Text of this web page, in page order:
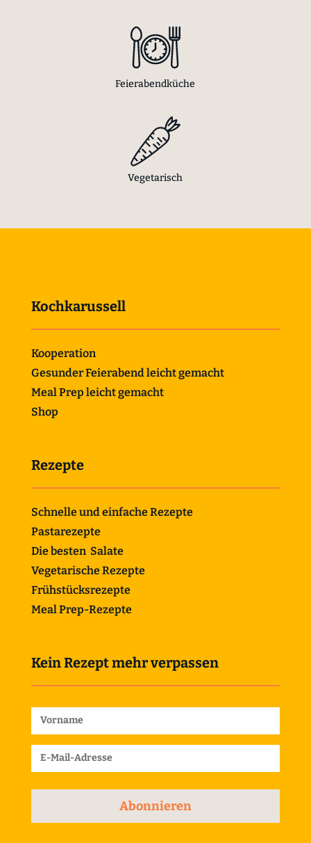
Feierabendküche
Vegetarisch
Kochkarussell
Kooperation
Gesunder Feierabend leicht gemacht
Meal Prep leicht gemacht
Shop
Rezepte
Schnelle und einfache Rezepte
Pastarezepte
Die besten Salate
Vegetarische Rezepte
Frühstücksrezepte
Meal Prep-Rezepte
Kein Rezept mehr verpassen
Abonnieren